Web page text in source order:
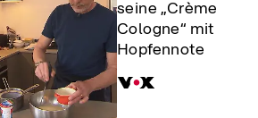
seine „Crème
Cologne“ mit
Hopfennote